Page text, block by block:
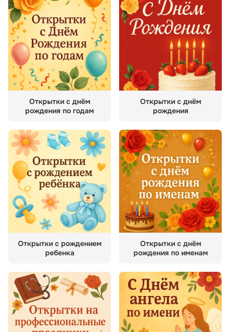
Открытки с днём
рождения по годам
Открытки с днём
рождения
Открытки с рождением
ребенка
Открытки с днём
рождения по именам